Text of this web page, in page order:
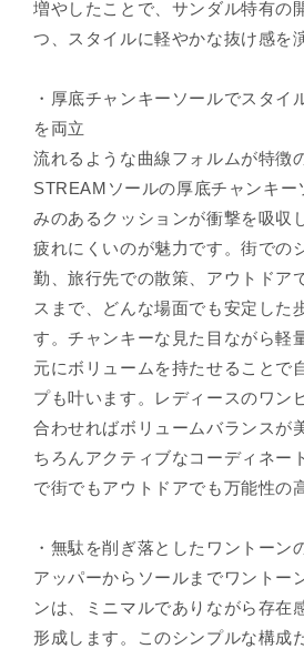
増やしたことで、サンダル特有の
つ、スタイルに軽やかな抜け感を
・厚底チャンキーソールでスタイ
を両立
流れるような曲線フォルムが特徴
STREAMソールの厚底チャンキー
みのあるクッションが衝撃を吸収
疲れにくいのが魅力です。街での
勤、旅行先での散策、アウトドア
スまで、どんな場面でも安定した
す。チャンキーな見た目ながら軽
元にボリュームを持たせることで
プも叶います。レディースのワン
合わせればボリュームバランスが
ちろんアクティブなコーディネー
で街でもアウトドアでも万能性の
・無駄を削ぎ落としたワントーン
アッパーからソールまでワントー
ンは、ミニマルでありながら存在
形成します。このシンプルな構成